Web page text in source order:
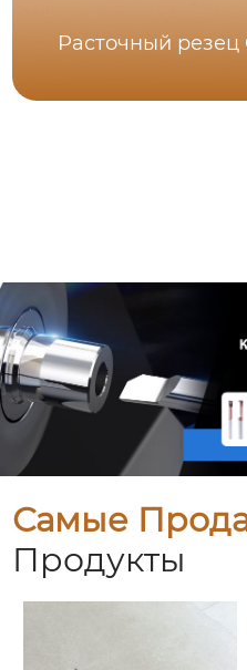
Расточный резец
Самые
Продукты